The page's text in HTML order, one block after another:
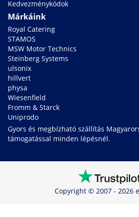
Kedvezménykódok
Márkáink
Royal Catering
STAMOS
MSW Motor Technics
Steinberg Systems
ulsonix
hillvert
physa
Wiesenfield
Fromm & Starck
Uniprodo
Gyors és megbízható szállítás
támogatással minden lépésnél.
Copyright © 2007 - 2026